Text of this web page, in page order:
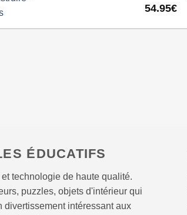
54.95€
ÉDUCATIFS
et technologie de haute qualité.
puzzles, objets d'intérieur qui
divertissement intéressant aux